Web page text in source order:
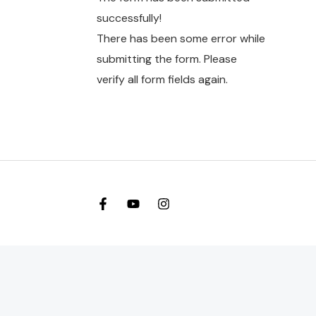
successfully!
There has been some error while
submitting the form. Please
verify all form fields again.